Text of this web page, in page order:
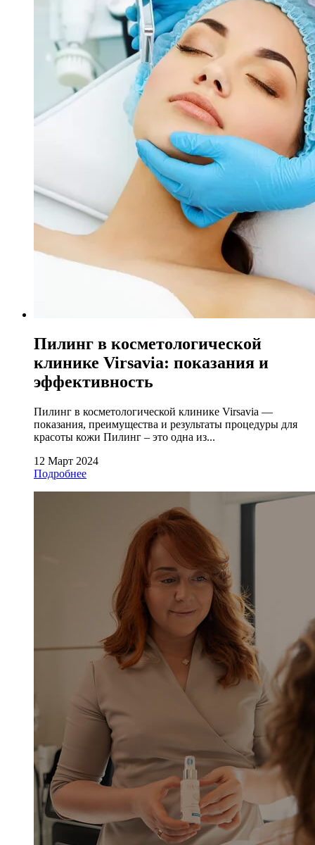
Пилинг в косметологической
клинике Virsavia: показания и
эффективность
Пилинг в косметологической клинике Virsavia —
показания, преимущества и результаты процедуры для
красоты кожи Пилинг – это одна из...
12 Март 2024
Подробнее